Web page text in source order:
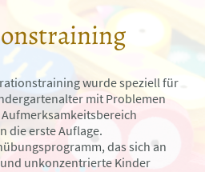
wurde speziell für
mit Problemen
die erste Auflage.
das sich an
unkonzentrierte Kinder